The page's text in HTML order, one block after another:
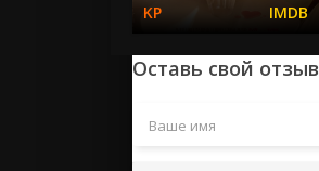
Оставь свой отзыв